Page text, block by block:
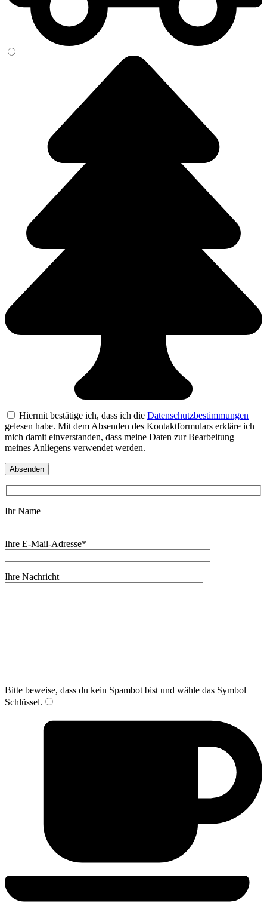
Hiermit bestätige ich, dass ich die Datenschutzbestimmungen
gelesen habe. Mit dem Absenden des Kontaktformulars erkläre ich
mich damit einverstanden, dass meine Daten zur Bearbeitung
meines Anliegens verwendet werden.
Ihr Name
Ihre E-Mail-Adresse*
Ihre Nachricht
Bitte beweise, dass du kein Spambot bist und wähle das Symbol
Schlüssel.